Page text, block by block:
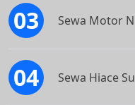
Sewa Motor
Sewa Hiace